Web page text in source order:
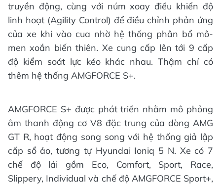
truyền động, cùng với núm xoay điều khiển độ
linh hoạt (Agility Control) để điều chỉnh phản ứng
của xe khi vào cua nhờ hệ thống phân bổ mô-
men xoắn biến thiên. Xe cung cấp lên tới 9 cấp
độ kiểm soát lực kéo khác nhau. Thậm chí có
thêm hệ thống AMGFORCE S+.
AMGFORCE S+ được phát triển nhằm mô phỏng
âm thanh động cơ V8 đặc trung của dòng AMG
GT R, hoạt động song song với hệ thống giả lập
cấp sổ ảo, tương tự Hyundai Ioniq 5 N. Xe có 7
chế độ lái gồm Eco, Comfort, Sport, Race,
Slippery, Individual và chế độ AMGFORCE Sport+,